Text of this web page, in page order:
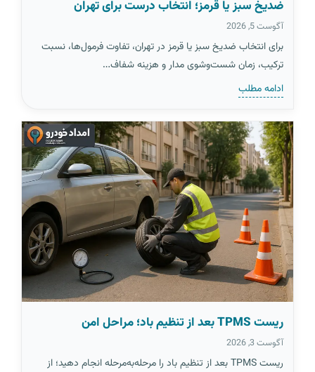
ضدیخ سبز یا قرمز؛ انتخاب درست برای تهران
آگوست 5, 2026
برای انتخاب ضدیخ سبز یا قرمز در تهران، تفاوت فرمول‌ها، نسبت
ترکیب، زمان شست‌وشوی مدار و هزینه شفاف…
ادامه مطلب
ریست TPMS بعد از تنظیم باد؛ مراحل امن
آگوست 3, 2026
ریست TPMS بعد از تنظیم باد را مرحله‌به‌مرحله انجام دهید؛ از